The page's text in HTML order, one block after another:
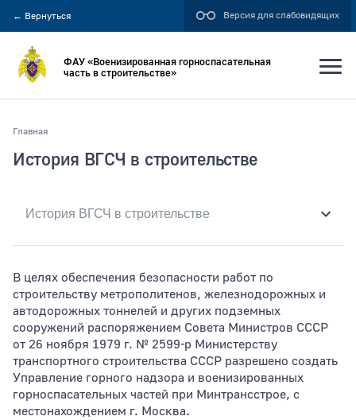
← Вернуться Версия для слабовидящих
Искать по:
всей фразе
отдельным словам
Публикация не позднее
Тип раздела
ФАУ «Военизированная горноспасательная
часть в строительстве»
Главная
В целях обеспечения безопасности работ по
строительству метрополитенов, железнодорожных и
автодорожных тоннелей и других подземных
сооружений распоряжением Совета Министров СССР
от 26 ноября 1979 г. № 2599-р Министерству
транспортного строительства СССР разрешено создать
Управление горного надзора и военизированных
горноспасательных частей при Минтрансстрое, с
местонахождением г. Москва.
История ВГСЧ в строительстве